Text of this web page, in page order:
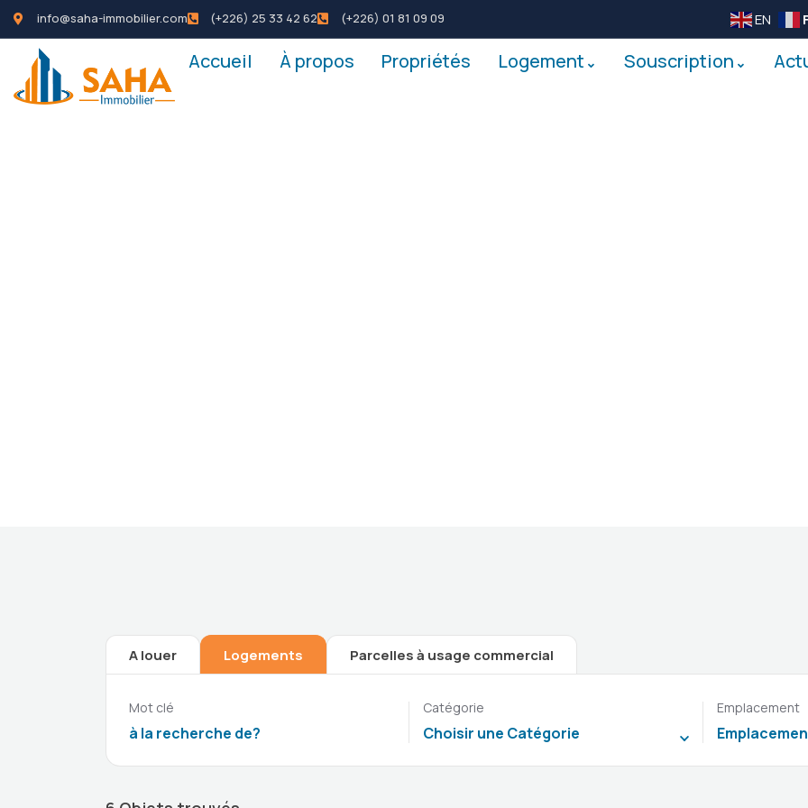
info@saha-immobilier.com (+226) 25 33 42 62 (+226) 01 81 09 09 EN
Accueil À propos Propriétés Logement Souscription
A louer Logements Parcelles à usage commercial
Mot clé Catégorie
Choisir une Catégorie
Emplacement